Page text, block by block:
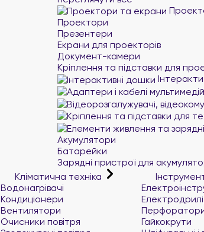
Проектори
Презентери
Екрани для проекторів
Документ-камери
Кріплення та підставки для
Акумулятори
Батарейки
Зарядні пристрої для
Кліматична техніка
Водонагрівачі
Кондиціонери
Вентилятори
Очисники повітря
Гайкокрути